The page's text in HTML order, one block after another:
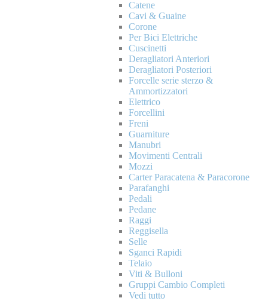
Catene
Cavi & Guaine
Corone
Per Bici Elettriche
Cuscinetti
Deragliatori Anteriori
Deragliatori Posteriori
Forcelle serie sterzo &
Ammortizzatori
Elettrico
Forcellini
Freni
Guarniture
Manubri
Movimenti Centrali
Mozzi
Carter Paracatena & Paracorone
Parafanghi
Pedali
Pedane
Raggi
Reggisella
Selle
Sganci Rapidi
Telaio
Viti & Bulloni
Gruppi Cambio Completi
Vedi tutto